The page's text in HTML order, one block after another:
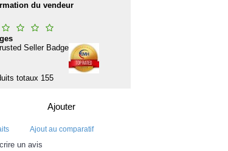
du vendeur
totaux 155
Ajouter
Ajout au comparatif
un avis